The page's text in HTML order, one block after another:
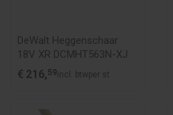
DeWalt Heggenschaar
18V XR DCMHT563N-XJ
€ 216, 59incl. btwper st